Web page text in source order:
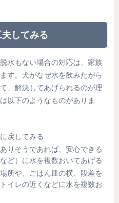
してみる
水もない場合の対応は、家族
す。犬がなぜ水を飲みたがら
、解決してあげられるのが理
以下のようなものがありま
戻してみる
りそうであれば、安心できる
ど）に水を複数おいてあげる
所や、ごはん皿の横、段差を
イレの近くなどに水を複数お